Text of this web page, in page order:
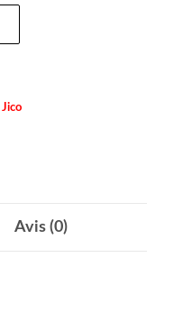
Jico
Avis (0)